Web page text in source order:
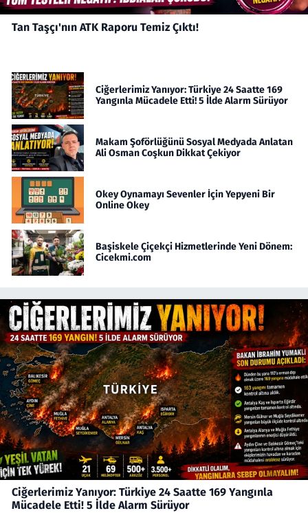
Tan Taşçı'nın ATK Raporu Temiz Çıktı!
Ciğerlerimiz Yanıyor: Türkiye 24 Saatte 169
Yangınla Mücadele Etti! 5 İlde Alarm Sürüyor
Makam Şoförlüğünü Sosyal Medyada Anlatan
Ali Osman Coşkun Dikkat Çekiyor
Okey Oynamayı Sevenler İçin Yepyeni Bir
Online Okey
Başiskele Çiçekçi Hizmetlerinde Yeni Dönem:
Cicekmi.com
Ciğerlerimiz Yanıyor: Türkiye 24 Saatte 169 Yangınla
Mücadele Etti! 5 İlde Alarm Sürüyor